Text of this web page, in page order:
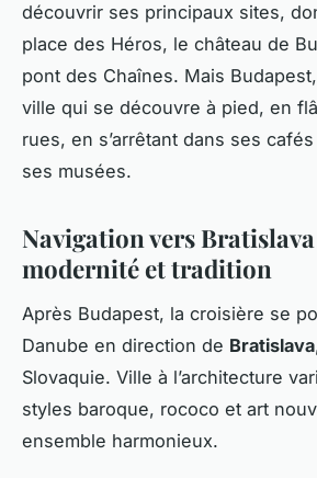
découvrir ses principaux sites,
place des Héros, le château de
pont des Chaînes. Mais
ville qui se découvre à pied, en
rues, en s’arrêtant dans ses
ses musées.
Navigation vers
modernité et tradition
Après Budapest, la croisière se
Danube en direction de Bratislava
Slovaquie. Ville à l’architecture
styles baroque, rococo et art
ensemble harmonieux.